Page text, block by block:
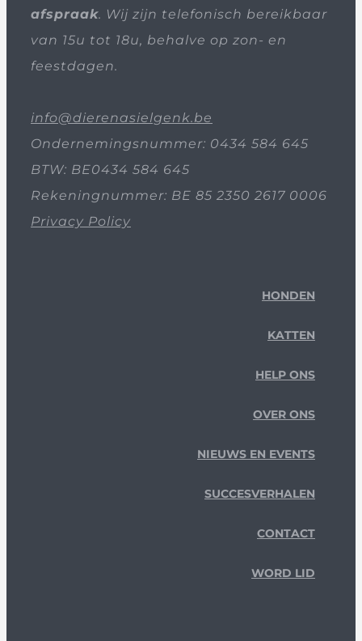
afspraak. Wij zijn telefonisch bereikbaar
van 15u tot 18u, behalve op zon- en
feestdagen.
info@dierenasielgenk.be
Ondernemingsnummer: 0434 584 645
BTW: BE0434 584 645
Rekeningnummer: BE 85 2350 2617 0006
Privacy Policy
HONDEN
KATTEN
HELP ONS
OVER ONS
NIEUWS EN EVENTS
SUCCESVERHALEN
CONTACT
WORD LID